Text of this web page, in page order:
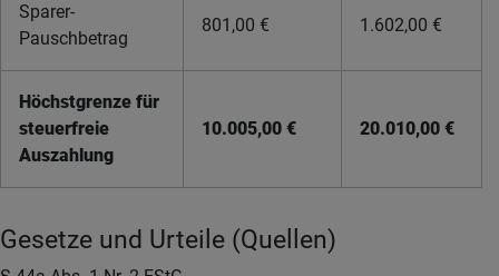
Sparer-
Pauschbetrag
801,00 € 1.602,00 €
Höchstgrenze für
steuerfreie
Auszahlung
10.005,00 € 20.010,00 €
Gesetze und Urteile (Quellen)